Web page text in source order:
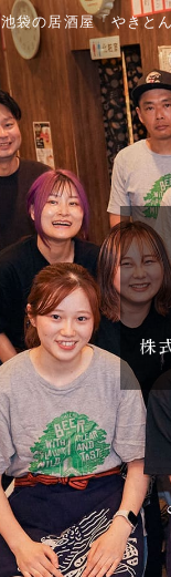
池袋の居酒屋「やきと